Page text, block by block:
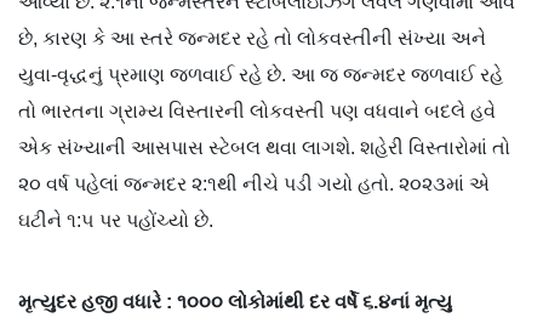
છે, કારણ કે આ સ્તરે જન્મદર રહે તો લોકવસ્તીની સંખ્યા અને
યુવા-વૃદ્ધનું પ્રમાણ જળવાઈ રહે છે. આ જ જન્મદર જળવાઈ રહે
તો ભારતના ગ્રામ્ય વિસ્તારની લોકવસ્તી પણ વધવાને બદલે હવે
એક સંખ્યાની આસપાસ સ્ટેબલ થવા લાગશે. શહેરી વિસ્તારોમાં તો
૨૦ વર્ષ પહેલાં જન્મદર ૨:૧થી નીચે પડી ગયો હતો. ૨૦૨૩માં એ
ઘટીને ૧:૫ પર પહોંચ્યો છે.
મૃત્યુદર હજી વધારે : ૧૦૦૦ લોકોમાંથી દર વર્ષે ૬.૪નાં મૃત્યુ